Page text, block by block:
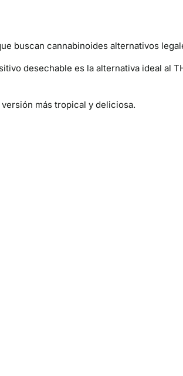
buscan cannabinoides alternativos
desechable es la alternativa ideal al
más tropical y deliciosa.